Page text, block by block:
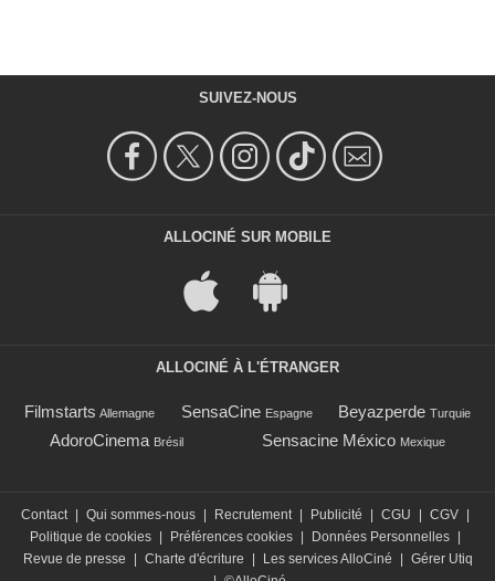
SUIVEZ-NOUS
ALLOCINÉ SUR MOBILE
ALLOCINÉ À L'ÉTRANGER
Filmstarts Allemagne SensaCine Espagne Beyazperde Turquie
AdoroCinema Brésil Sensacine México Mexique
Contact Qui sommes-nous Recrutement Publicité CGU CGV
Politique de cookies
Préférences cookies Données Personnelles
Revue de presse
Charte d'écriture Les services AlloCiné
Gérer Utiq